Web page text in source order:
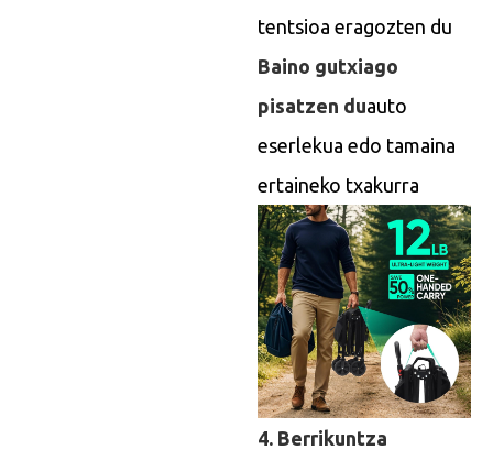
tentsioa eragozten du
Baino gutxiago
pisatzen duauto
eserlekua edo tamaina
ertaineko txakurra
4. Berrikuntza